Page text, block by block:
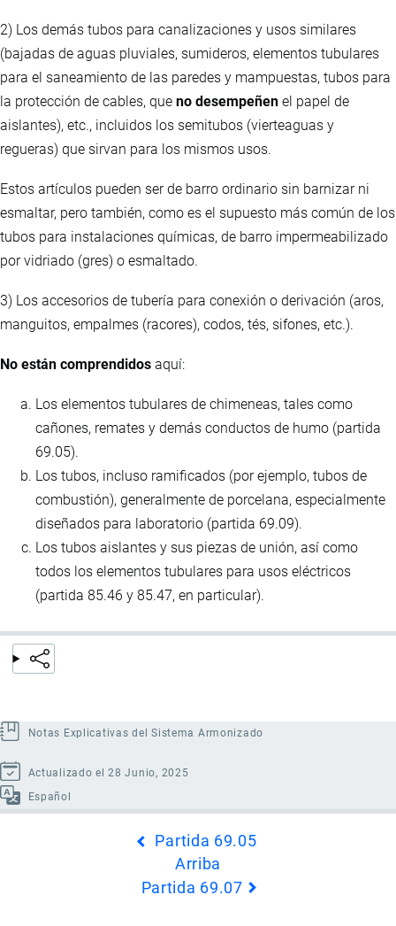
2) Los demás tubos para canalizaciones y usos similares
(bajadas de aguas pluviales, sumideros, elementos tubulares
para el saneamiento de las paredes y mampuestas, tubos para
la protección de cables, que no desempeñen el papel de
aislantes), etc., incluidos los semitubos (vierteaguas y
regueras) que sirvan para los mismos usos.
Estos artículos pueden ser de barro ordinario sin barnizar ni
esmaltar, pero también, como es el supuesto más común de los
tubos para instalaciones químicas, de barro impermeabilizado
por vidriado (gres) o esmaltado.
3) Los accesorios de tubería para conexión o derivación (aros,
manguitos, empalmes (racores), codos, tés, sifones, etc.).
No están comprendidos aquí:
Los elementos tubulares de chimeneas, tales como
cañones, remates y demás conductos de humo (partida
69.05).
Los tubos, incluso ramificados (por ejemplo, tubos de
combustión), generalmente de porcelana, especialmente
diseñados para laboratorio (partida 69.09).
Los tubos aislantes y sus piezas de unión, así como
todos los elementos tubulares para usos eléctricos
(partida 85.46 y 85.47, en particular).
Notas Explicativas del Sistema Armonizado
Actualizado el 28 Junio, 2025
Español
Partida 69.05
Arriba
Partida 69.07